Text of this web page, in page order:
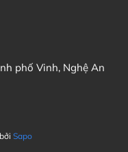
phố Vinh, Nghệ An
Sapo